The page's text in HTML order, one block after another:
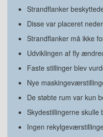
Strandflanker
Disse var placeret
Strandflanker må ikke
Udviklingen af fly
Faste stillinger blev
Nye
De støbte rum var kun
Skydestillingerne
Ingen